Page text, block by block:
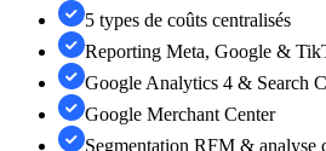
5 types de coûts centralisés
Reporting Meta, Google &
Google Analytics 4 & Search
Google Merchant Center
Segmentation RFM & analyse